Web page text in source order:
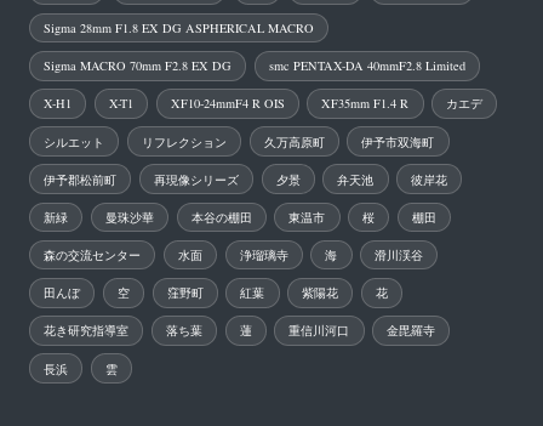
Sigma 28mm F1.8 EX DG ASPHERICAL MACRO
Sigma MACRO 70mm F2.8 EX DG smc PENTAX-DA 40mmF2.8 Limited
X-H1 X-T1 XF10-24mmF4 R OIS XF35mm F1.4 R カエデ
シルエット リフレクション 久万高原町 伊予市双海町
伊予郡松前町 再現像シリーズ 夕景 弁天池 彼岸花
新緑 曼珠沙華 本谷の棚田 東温市 桜 棚田
森の交流センター 水面 浄瑠璃寺 海 滑川渓谷
田んぼ 空 窪野町 紅葉 紫陽花 花
花き研究指導室 落ち葉 蓮 重信川河口 金毘羅寺
長浜 雲